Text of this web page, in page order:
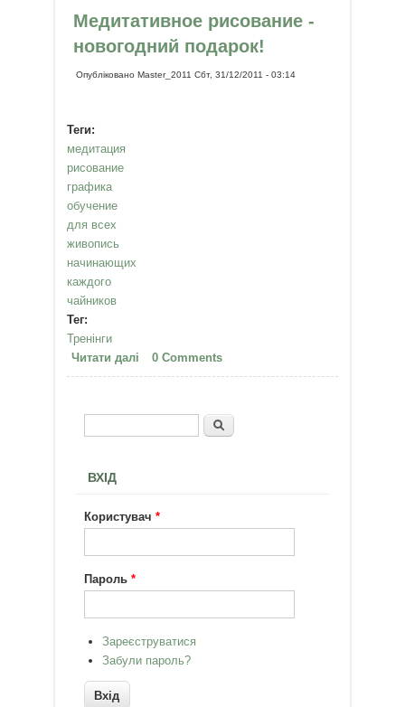
Медитативное рисование -
новогодний подарок!
ОпублікованоMaster_2011 Сбт, 31/12/2011 - 03:14
Теги:
медитация
рисование
графика
обучение
для всех
живопись
начинающих
каждого
чайников
Тег:
Тренінги
Читати далі про Медитативное рисование -
новогодний подарок!
0 Comments
Пошукова форма
Пошук
ВХІД
Користувач*
Пароль*
Зареєструватися
Забули пароль?